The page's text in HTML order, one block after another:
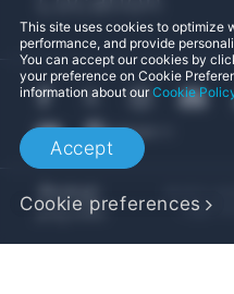
This site uses cookies to optimize
performance, and provide
You can accept our cookies by
your preference on Cookie
information about ourCookie
Accept
Cookie preferences
Legal